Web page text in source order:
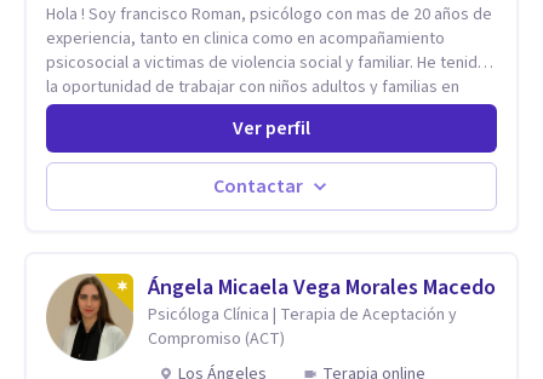
Hola ! Soy francisco Roman, psicólogo con mas de 20 años de
experiencia, tanto en clinica como en acompañamiento
psicosocial a victimas de violencia social y familiar. He tenido
la oportunidad de trabajar con niños adultos y familias en
todos los espacios y esto me ha dado un una variedad de
aprendizajes que ahora pongo a tu disposicion. En la
actualidad puedo atenderte de manera presencial y/o virtual,
de lunes a sabado. el costo de cada sesión lo acordamos en
el primer contacto
Ver perfil
Contactar
Ángela Micaela Vega Morales Macedo
Psicóloga Clínica | Terapia de Aceptación y
Compromiso (ACT)
Los Ángeles
Terapia online